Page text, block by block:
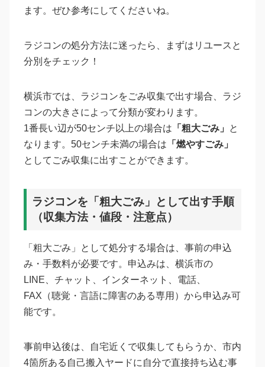
ます。ぜひ参考にしてくださいね。
ラジコンの処分方法に迷ったら、まずはリユースと
分別をチェック！
横浜市では、ラジコンをごみ収集で出す場合、ラジ
コンの大きさによって分類が変わります。
1番長い辺が50センチ以上の場合は 「粗大ごみ」
と
なります。50センチ未満の場合は 「燃やすごみ」
としてごみ収集に出すことができます。
ラジコンを「粗大ごみ」として出す手順
（収集方法・値段・注意点）
「粗大ごみ」として処分する場合は、事前の申込
み・手数料が必要です。申込みは、横浜市の
LINE、チャット、インターネット、電話、
FAX（聴覚・言語に障害のある専用）から申込み可
能です。
事前申込後は、自宅近くで収集してもらうか、市内
4箇所ある自己搬入ヤードに自分で直接持ち込む事